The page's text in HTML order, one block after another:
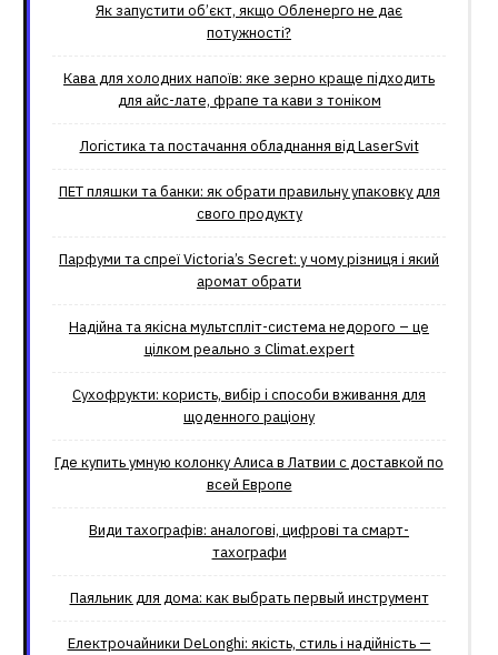
Як запустити об’єкт, якщо Обленерго не дає
потужності?
Кава для холодних напоїв: яке зерно краще підходить
для айс-лате, фрапе та кави з тоніком
Логістика та постачання обладнання від LaserSvit
ПЕТ пляшки та банки: як обрати правильну упаковку для
свого продукту
Парфуми та спреї Victoria’s Secret: у чому різниця і який
аромат обрати
Надійна та якісна мультспліт-система недорого – це
цілком реально з Climat.еxpert
Сухофрукти: користь, вибір і способи вживання для
щоденного раціону
Где купить умную колонку Алиса в Латвии с доставкой по
всей Европе
Види тахографів: аналогові, цифрові та смарт-
тахографи
Паяльник для дома: как выбрать первый инструмент
Електрочайники DeLonghi: якість, стиль і надійність —